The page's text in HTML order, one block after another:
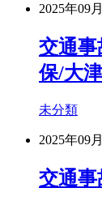
2025年09
交通
保/大
未分類
2025年09
交通